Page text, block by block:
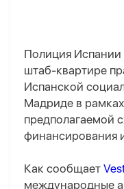
Полиция Испании
штаб-квартире
Испанской
Мадриде в
предполагаемой
финансирования
Как сообщает
международные